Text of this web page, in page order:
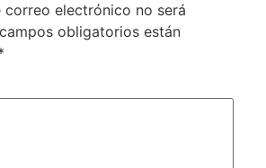
correo electrónico no será
obligatorios están